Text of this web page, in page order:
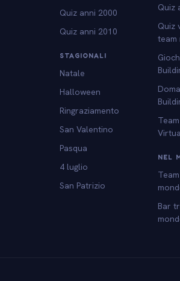
Quiz anni 2000
Quiz anni 2010
STAGIONALI
Natale
Halloween
Ringraziamento
San Valentino
Pasqua
4 luglio
San Patrizio
Quiz
Quiz
team
NEL
Bar